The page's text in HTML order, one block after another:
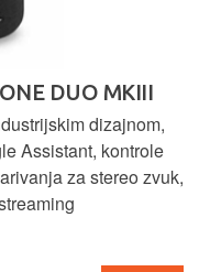
DUO MKIII
dizajnom,
Assistant, kontrole
za stereo zvuk,